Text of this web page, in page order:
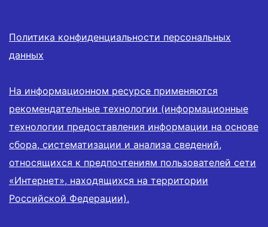
Политика конфиденциальности персональных
данных
На информационном ресурсе применяются
рекомендательные технологии (информационные
технологии предоставления информации на основе
сбора, систематизации и анализа сведений,
относящихся к предпочтениям пользователей сети
«Интернет», находящихся на территории
Российской Федерации).